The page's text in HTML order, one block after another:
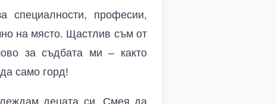
специалности, професии,
на място. Щастлив съм от
за съдбата ми – както
само горд!
децата си. Смея да